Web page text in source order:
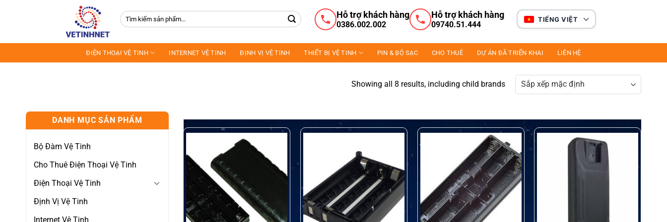
Tìm
kiếm:
Hỗ trợ khách hàng
0386.002.002
Hỗ trợ khách hàng
09740.51.444
TIẾNG VIỆT
ĐIỆN THOẠI VỆ TINH INTERNET VỆ TINH ĐỊNH VỊ VỆ TINH THIẾT BỊ VỆ TINH PIN & BỘ SẠC CHO THUÊ DỰ ÁN ĐÃ TRIỂN KHAI LIÊN HỆ
Showing all 8 results, including child brands
DANH MỤC SẢN PHẨM
Bộ Đàm Vệ Tinh
Cho Thuê Điện Thoại Vệ Tinh
Điện Thoại Vệ Tinh
Định Vị Vệ Tinh
Internet Vệ Tinh